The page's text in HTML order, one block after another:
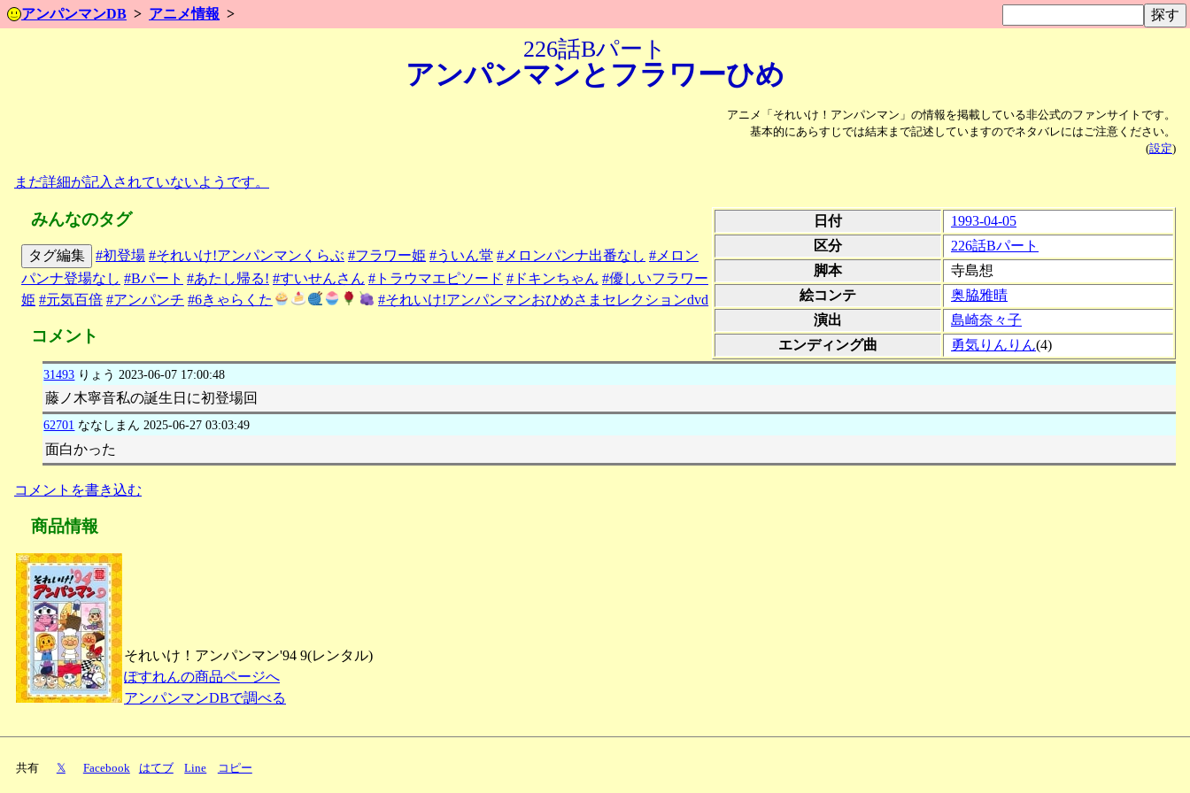
アンパンマンDB アニメ情報
226話Bパート
アンパンマンと フラワーひめ
アニメ「それいけ！アンパンマン」の情報を掲載している非公式のファンサイトです。
基本的にあらすじでは結末まで記述していますのでネタバレにはご注意ください。
(設定)
まだ詳細が記入されていないようです。
日付
1993-04-05
区分
226話Bパート
脚本
寺島想
絵コンテ
奥脇雅晴
演出
島崎奈々子
エンディング曲
勇気りんりん(4)
みんなのタグ
タグ編集 #初登場 #それいけ!アンパンマンくらぶ #フラワー姫 #ういん堂 #メロンパンナ出番なし #メロン
パンナ登場なし #Bパート #あたし帰る! #すいせんさん #トラウマエピソード #ドキンちゃん #優しいフラワー
姫 #元気百倍 #アンパンチ #6きゃらくた #それいけ!アンパンマンおひめさまセレクションdvd
コメント
31493 りょう 2023-06-07 17:00:48
藤ノ木寧音私の誕生日に初登場回
62701 ななしまん 2025-06-27 03:03:49
面白かった
コメントを書き込む
商品情報
それいけ！アンパンマン'94 9(レンタル)
ぽすれんの商品ページへ
アンパンマンDBで調べる
共有 𝕏 Facebook はてブ Line コピー